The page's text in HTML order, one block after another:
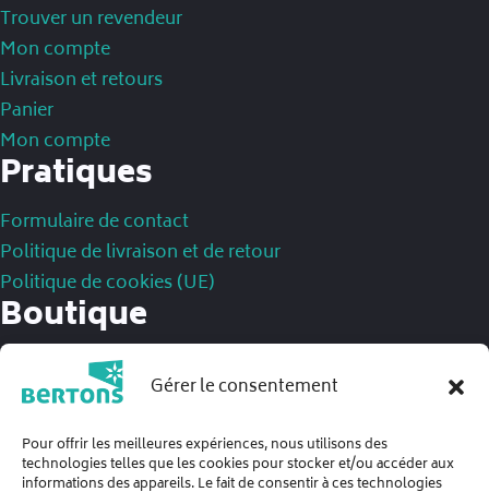
Gérer le consentement
Pour offrir les meilleures expériences, nous utilisons des
technologies telles que les cookies pour stocker et/ou accéder aux
informations des appareils. Le fait de consentir à ces technologies
Trouver un revendeur
Mon compte
Livraison et retours
Panier
Mon compte
Pratiques
Formulaire de contact
Politique de livraison et de retour
Politique de cookies (UE)
Boutique
Mentions légales
Politique de confidentialité